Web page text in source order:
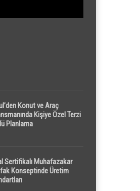
Konut ve Araç
Kişiye Özel Terzi
Planlama
Sertifikalı Muhafazakar
Konseptinde Üretim